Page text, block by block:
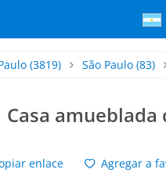
(3819) São Paulo (83)
Casa
enlace
Agregar a